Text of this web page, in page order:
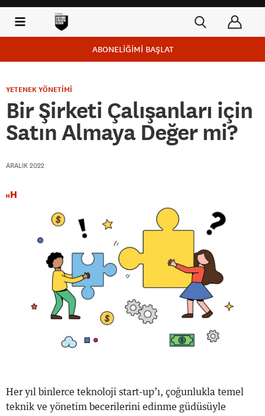
ABONELİĞİMİ BAŞLAT
YETENEK YÖNETİMİ
Bir Şirketi Çalışanları için
Satın Almaya Değer mi?
ARALIK 2022
Her yıl binlerce teknoloji start-up’ı, çoğunlukla temel
teknik ve yönetim becerilerini edinme güdüsüyle